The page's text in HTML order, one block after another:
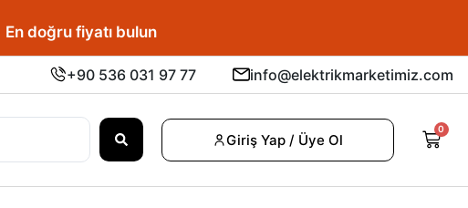
En doğru fiyatı bulun.
+90 536 031 97 77 info@elektrikmarketimiz.com
Giriş Yap / Üye Ol
0